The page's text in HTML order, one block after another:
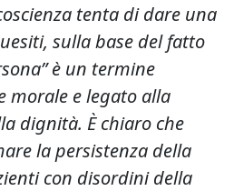
tenta di dare una
sulla base del fatto
è un termine
morale e legato alla
dignità. È chiaro che
la persistenza della
con disordini della